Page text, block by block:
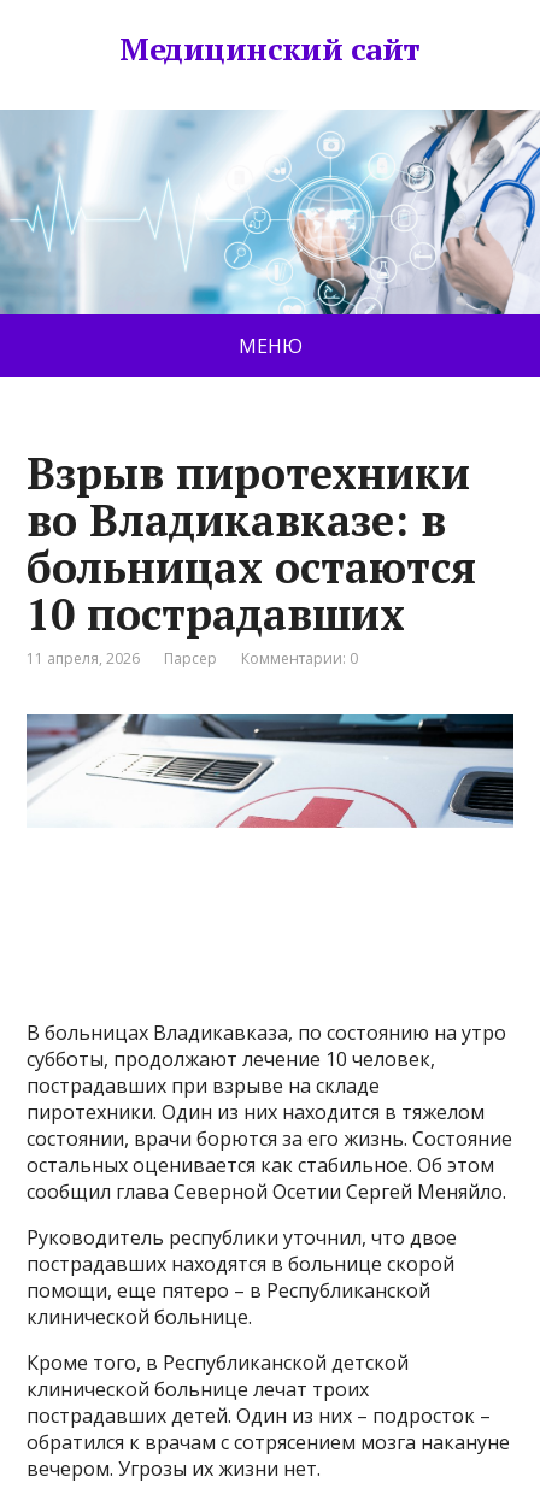
Медицинский сайт
МЕНЮ
Взрыв пиротехники
во Владикавказе: в
больницах остаются
10 пострадавших
11 апреля, 2026 Парсер Комментарии: 0
В больницах Владикавказа, по состоянию на утро
субботы, продолжают лечение 10 человек,
пострадавших при взрыве на складе
пиротехники. Один из них находится в тяжелом
состоянии, врачи борются за его жизнь. Состояние
остальных оценивается как стабильное. Об этом
сообщил глава Северной Осетии Сергей Меняйло.
Руководитель республики уточнил, что двое
пострадавших находятся в больнице скорой
помощи, еще пятеро – в Республиканской
клинической больнице.
Кроме того, в Республиканской детской
клинической больнице лечат троих
пострадавших детей. Один из них – подросток –
обратился к врачам с сотрясением мозга накануне
вечером. Угрозы их жизни нет.